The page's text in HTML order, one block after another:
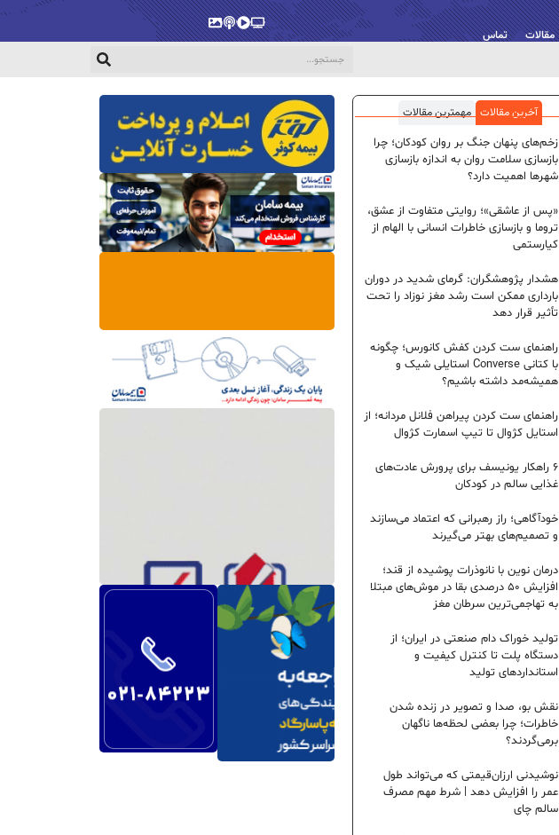
مقالات تماس
پخش‌زندهویدیو
پادکستگالری
آخرین مقالات مهمترین مقالات
زخم‌های پنهان جنگ بر روان کودکان؛ چرا
بازسازی سلامت روان به اندازه بازسازی
شهرها اهمیت دارد؟
«پس از عاشقی»؛ روایتی متفاوت از عشق،
تروما و بازسازی خاطرات انسانی با الهام از
کیارستمی
هشدار پژوهشگران: گرمای شدید در دوران
بارداری ممکن است رشد مغز نوزاد را تحت
تأثیر قرار دهد
راهنمای ست کردن کفش کانورس؛ چگونه
با کتانی Converse استایلی شیک و
همیشه‌مد داشته باشیم؟
راهنمای ست کردن پیراهن فلانل مردانه؛ از
استایل کژوال تا تیپ اسمارت کژوال
۶ راهکار یونیسف برای پرورش عادت‌های
غذایی سالم در کودکان
خودآگاهی؛ راز رهبرانی که اعتماد می‌سازند
و تصمیم‌های بهتر می‌گیرند
درمان نوین با نانوذرات پوشیده از قند؛
افزایش ۵۰ درصدی بقا در موش‌های مبتلا
به تهاجمی‌ترین سرطان مغز
تولید خوراک دام صنعتی در ایران؛ از
دستگاه پلت تا کنترل کیفیت و
استانداردهای تولید
نقش بو، صدا و تصویر در زنده شدن
خاطرات؛ چرا بعضی لحظه‌ها ناگهان
برمی‌گردند؟
نوشیدنی ارزان‌قیمتی که می‌تواند طول
عمر را افزایش دهد | شرط مهم مصرف
سالم چای